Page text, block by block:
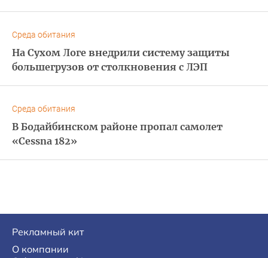
Среда обитания
На Сухом Логе внедрили систему защиты
большегрузов от столкновения с ЛЭП
Среда обитания
В Бодайбинском районе пропал самолет
«Cessna 182»
Рекламный кит
О компании